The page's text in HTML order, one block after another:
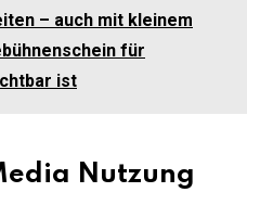
– auch mit kleinem
für
ist
Nutzung